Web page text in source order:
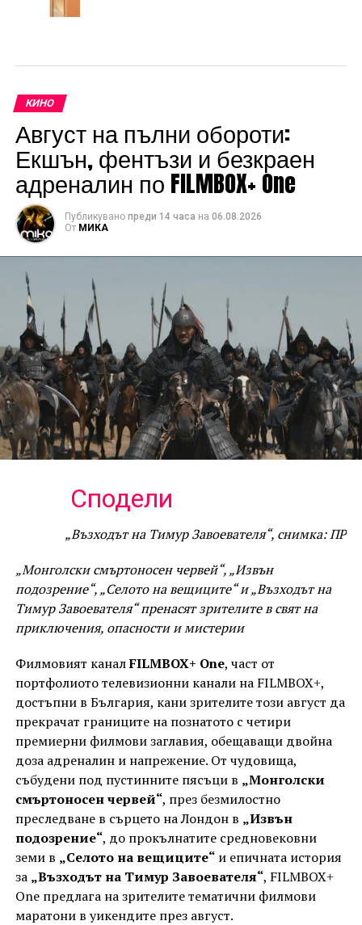
КИНО
Август на пълни обороти:
Екшън, фентъзи и безкраен
адреналин по FILMBOX+ One
Публикувано преди 14 часа на 06.08.2026
От МИКА
Сподели
„Възходът на Тимур Завоевателя“, снимка: ПР
„Монголски смъртоносен червей“, „Извън
подозрение“, „Селото на вещиците“ и „Възходът на
Тимур Завоевателя“ пренасят зрителите в свят на
приключения, опасности и мистерии
Филмовият каналFILMBOX+ One, част от
портфолиото телевизионни канали на FILMBOX+,
достъпни в България, кани зрителите този август да
прекрачат границите на познатото с четири
премиерни филмови заглавия, обещаващи двойна
доза адреналин и напрежение. От чудовища,
събудени под пустинните пясъци в „Монголски
смъртоносен червей“, през безмилостно
преследване в сърцето на Лондон в „Извън
подозрение“, до прокълнатите средновековни
земи в „Селото на вещиците“и епичната история
за „Възходът на Тимур Завоевателя“, FILMBOX+
One предлага на зрителите тематични филмови
маратони в уикендите през август.